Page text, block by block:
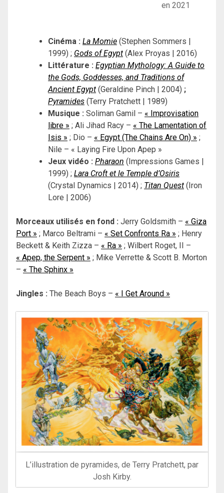
en 2021
Cinéma : La Momie (Stephen Sommers |
1999) ; Gods of Egypt (Alex Proyas | 2016)
Littérature : Egyptian Mythology: A Guide to
the Gods, Goddesses, and Traditions of
Ancient Egypt (Geraldine Pinch | 2004) ;
Pyramides (Terry Pratchett | 1989)
Musique : Soliman Gamil – « Improvisation
libre » ; Ali Jihad Racy – « The Lamentation of
Isis » ; Dio – « Egypt (The Chains Are On) » ;
Nile – « Laying Fire Upon Apep »
Jeux vidéo : Pharaon (Impressions Games |
1999) ; Lara Croft et le Temple d’Osiris
(Crystal Dynamics | 2014) ; Titan Quest (Iron
Lore | 2006)
Morceaux utilisés en fond : Jerry Goldsmith – « Giza
Port » ; Marco Beltrami – « Set Confronts Ra » ; Henry
Beckett & Keith Zizza – « Ra » ; Wilbert Roget, II –
« Apep, the Serpent » ; Mike Verrette & Scott B. Morton
– « The Sphinx »
Jingles : The Beach Boys – « I Get Around »
L’illustration de pyramides, de Terry Pratchett, par
Josh Kirby.